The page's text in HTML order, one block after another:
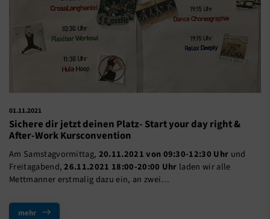
01.11.2021
Sichere dir jetzt deinen Platz- Start your day right &
After-Work Kursconvention
Am Samstagvormittag, 20.11.2021 von 09:30-12:30 Uhr und
Freitagabend,26.11.2021 18:00-20:00 Uhr laden wir alle
Mettmanner erstmalig dazu ein, an zwei…
mehr